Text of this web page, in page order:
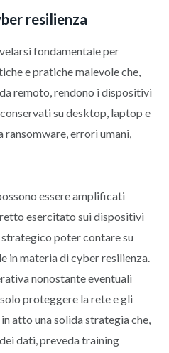
resilienza
fondamentale per
e pratiche malevole che,
remoto, rendono i dispositivi
su desktop, laptop e
errori umani,
essere amplificati
esercitato sui dispositivi
poter contare su
in materia di cyber resilienza.
nonostante eventuali
proteggere la rete e gli
atto una solida strategia che,
dati, preveda training